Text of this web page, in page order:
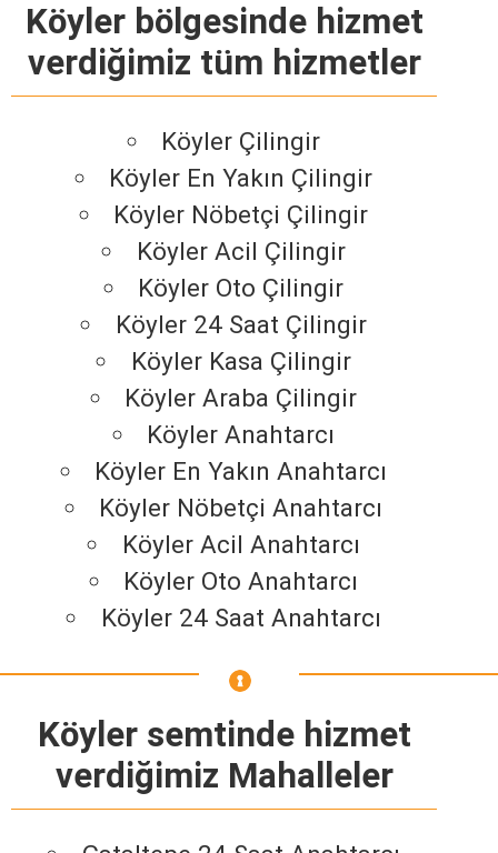
Köyler bölgesinde hizmet
verdiğimiz tüm hizmetler
Köyler Çilingir
Köyler En Yakın Çilingir
Köyler Nöbetçi Çilingir
Köyler Acil Çilingir
Köyler Oto Çilingir
Köyler 24 Saat Çilingir
Köyler Kasa Çilingir
Köyler Araba Çilingir
Köyler Anahtarcı
Köyler En Yakın Anahtarcı
Köyler Nöbetçi Anahtarcı
Köyler Acil Anahtarcı
Köyler Oto Anahtarcı
Köyler 24 Saat Anahtarcı
Köyler semtinde hizmet
verdiğimiz Mahalleler